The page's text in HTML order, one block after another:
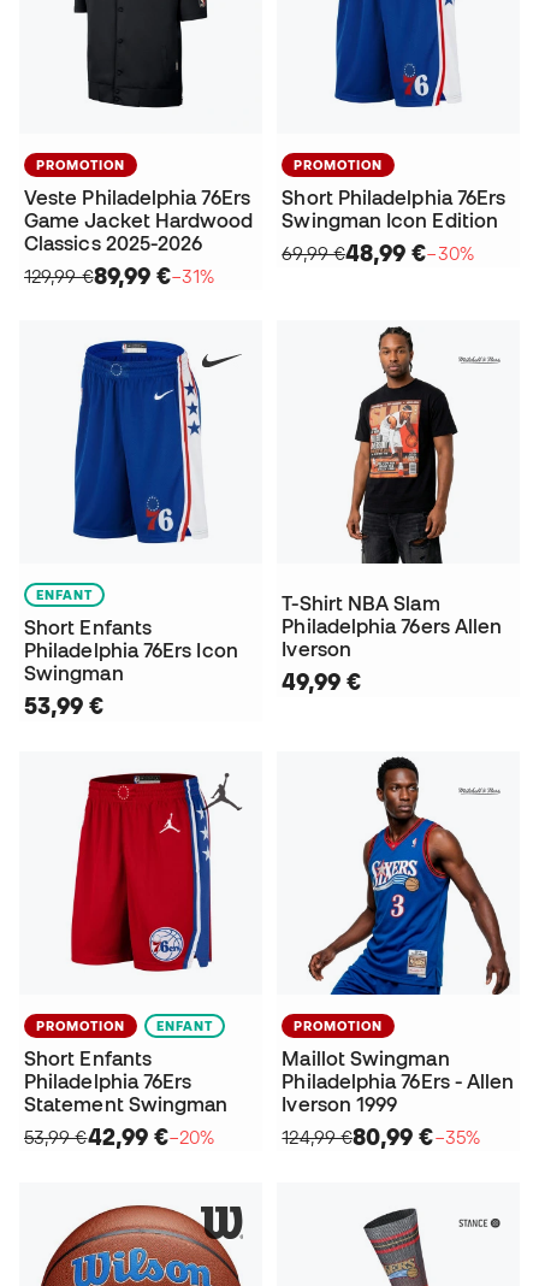
PROMOTION
Veste Philadelphia 76Ers
Game Jacket Hardwood
Classics 2025-2026
129,99 €89,99 €−31%
PROMOTION
Short Philadelphia 76Ers
Swingman Icon Edition
69,99 €48,99 €−30%
ENFANT
Short Enfants
Philadelphia 76Ers Icon
Swingman
53,99 €
T-Shirt NBA Slam
Philadelphia 76ers Allen
Iverson
49,99 €
PROMOTION ENFANT
Short Enfants
Philadelphia 76Ers
Statement Swingman
53,99 €42,99 €−20%
PROMOTION
Maillot Swingman
Philadelphia 76Ers - Allen
Iverson 1999
124,99 €80,99 €−35%